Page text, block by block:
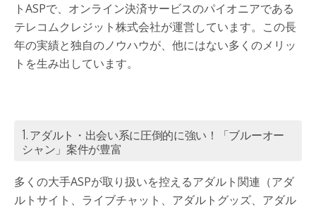
トASPで、オンライン決済サービスのパイオニアである
テレコムクレジット株式会社が運営しています。この長
年の実績と独自のノウハウが、他にはない多くのメリッ
トを生み出しています。
1. アダルト・出会い系に圧倒的に強い！「ブルーオー
シャン」案件が豊富
多くの大手ASPが取り扱いを控えるアダルト関連（アダ
ルトサイト、ライブチャット、アダルトグッズ、アダル